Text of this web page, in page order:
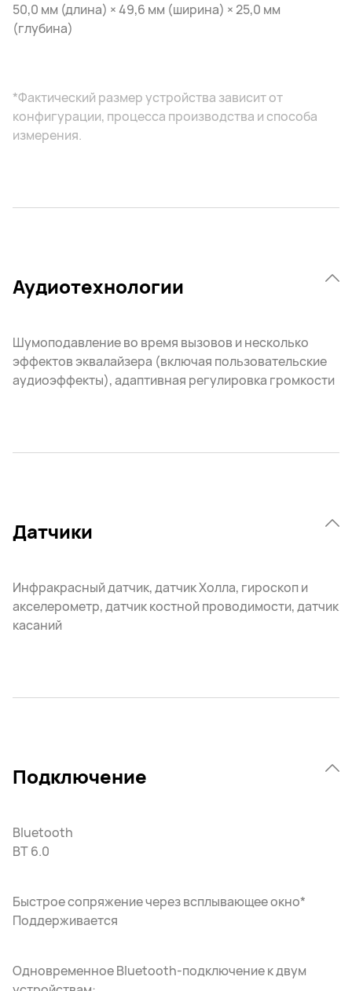
50,0 мм (длина) × 49,6 мм (ширина) × 25,0 мм
(глубина)
*Фактический размер устройства зависит от
конфигурации, процесса производства и способа
измерения.
Аудиотехнологии
Шумоподавление во время вызовов и несколько
эффектов эквалайзера (включая пользовательские
аудиоэффекты), адаптивная регулировка громкости
Датчики
Инфракрасный датчик, датчик Холла, гироскоп и
акселерометр, датчик костной проводимости, датчик
касаний
Подключение
Bluetooth
BT 6.0
Быстрое сопряжение через всплывающее окно*
Поддерживается
Одновременное Bluetooth-подключение к двум